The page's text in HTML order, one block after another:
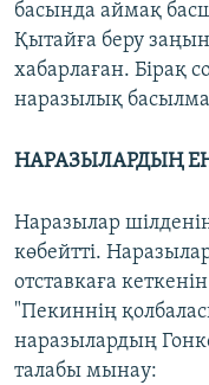
басында аймақ
Қытайға беру
хабарлаған. Бірақ
наразылық
НАРАЗЫЛАРДЫҢ
Наразылар
көбейтті.
отставкаға
"Пекиннің
наразылардың
талабы мынау: